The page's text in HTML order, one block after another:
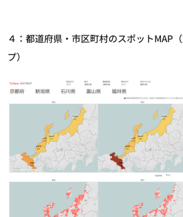
４：都道府県・市区町村のスポットMAP
プ）